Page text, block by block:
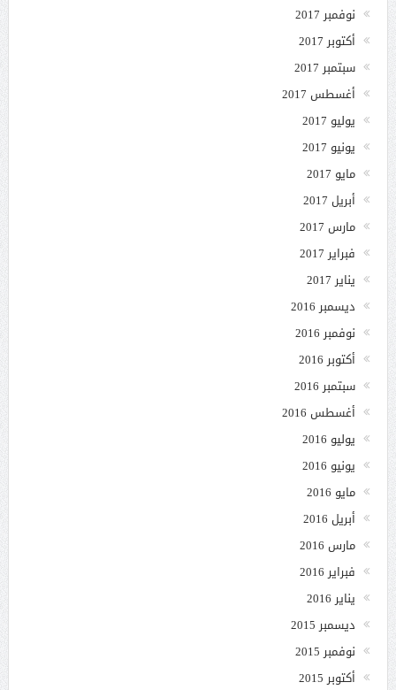
نوفمبر 2017
أكتوبر 2017
سبتمبر 2017
أغسطس 2017
يوليو 2017
يونيو 2017
مايو 2017
أبريل 2017
مارس 2017
فبراير 2017
يناير 2017
ديسمبر 2016
نوفمبر 2016
أكتوبر 2016
سبتمبر 2016
أغسطس 2016
يوليو 2016
يونيو 2016
مايو 2016
أبريل 2016
مارس 2016
فبراير 2016
يناير 2016
ديسمبر 2015
نوفمبر 2015
أكتوبر 2015